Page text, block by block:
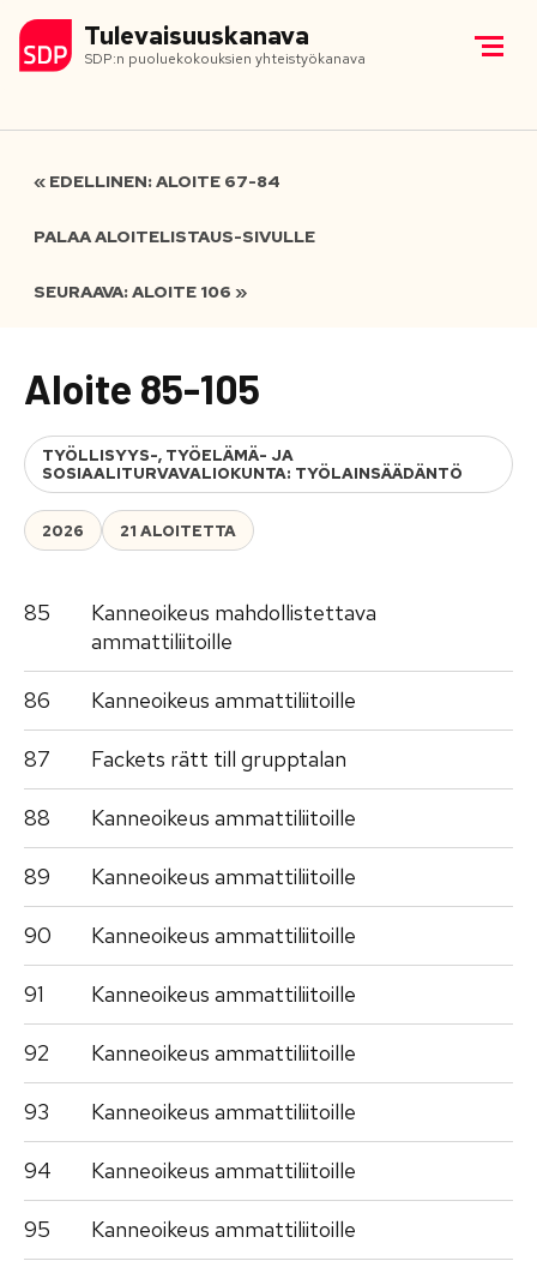
Tulevaisuuskanava
SDP:n puoluekokouksien yhteistyökanava
« EDELLINEN: ALOITE 67-84
PALAA ALOITELISTAUS-SIVULLE
SEURAAVA: ALOITE 106 »
Aloite 85-105
TYÖLLISYYS-, TYÖELÄMÄ- JA
SOSIAALITURVAVALIOKUNTA: TYÖLAINSÄÄDÄNTÖ
2026 21 ALOITETTA
85
Kanneoikeus mahdollistettava
ammattiliitoille
86 Kanneoikeus ammattiliitoille
87 Fackets rätt till grupptalan
88 Kanneoikeus ammattiliitoille
89 Kanneoikeus ammattiliitoille
90 Kanneoikeus ammattiliitoille
91 Kanneoikeus ammattiliitoille
92 Kanneoikeus ammattiliitoille
93 Kanneoikeus ammattiliitoille
94 Kanneoikeus ammattiliitoille
95 Kanneoikeus ammattiliitoille